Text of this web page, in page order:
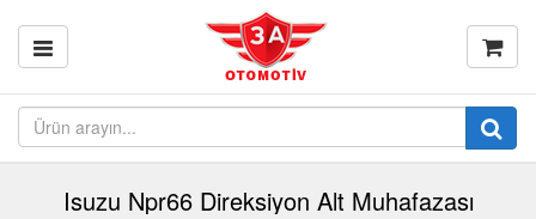
Isuzu Npr66 Direksiyon Alt Muhafazası